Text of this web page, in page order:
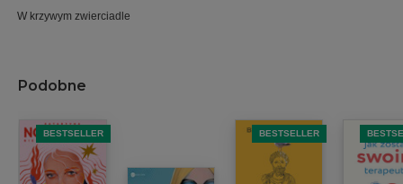
W krzywym zwierciadle
Podobne
BESTSELLER BESTSELLER